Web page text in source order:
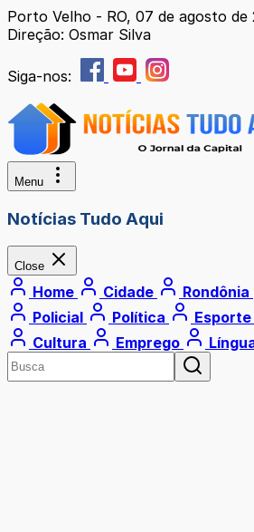
Porto Velho - RO, 07 de agosto de
Direção: Osmar Silva
Siga-nos:
Menu
Notícias Tudo Aqui
Close
Home Cidade Rondônia
Policial
Política Esporte
Cultura
Emprego